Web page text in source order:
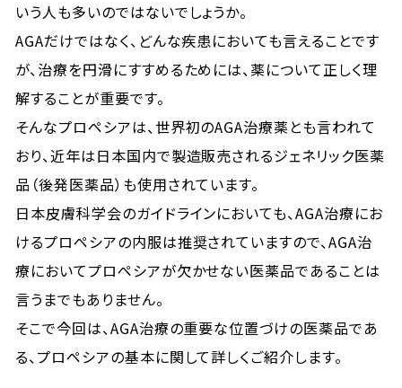
いう人も多いのではないでしょうか。
AGAだけではなく、どんな疾患においても言えることです
が、治療を円滑にすすめるためには、薬について正しく理
解することが重要です。
そんなプロペシアは、世界初のAGA治療薬とも言われて
おり、近年は日本国内で製造販売されるジェネリック医薬
品（後発医薬品）も使用されています。
日本皮膚科学会のガイドラインにおいても、AGA治療にお
けるプロペシアの内服は推奨されていますので、AGA治
療においてプロペシアが欠かせない医薬品であることは
言うまでもありません。
そこで今回は、AGA治療の重要な位置づけの医薬品であ
る、プロペシアの基本に関して詳しくご紹介します。